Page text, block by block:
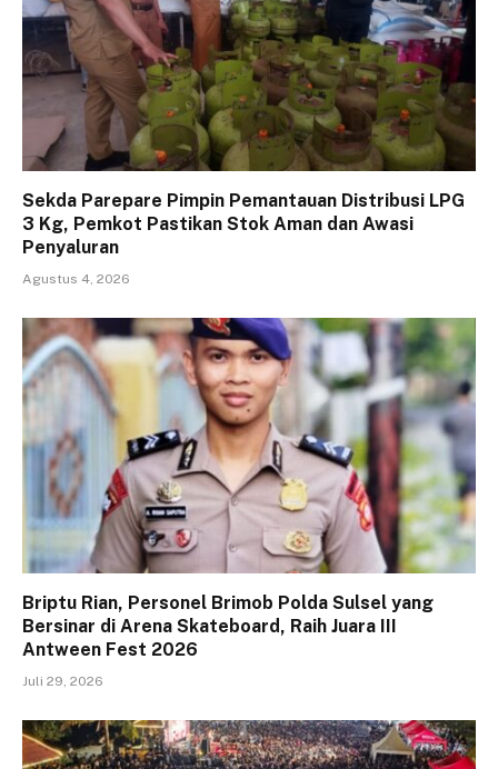
Sekda Parepare Pimpin Pemantauan Distribusi LPG
3 Kg, Pemkot Pastikan Stok Aman dan Awasi
Penyaluran
Agustus 4, 2026
Briptu Rian, Personel Brimob Polda Sulsel yang
Bersinar di Arena Skateboard, Raih Juara III
Antween Fest 2026
Juli 29, 2026